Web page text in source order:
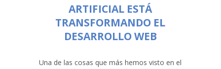
ARTIFICIAL ESTÁ
TRANSFORMANDO EL
DESARROLLO WEB
Una de las cosas que más hemos visto en el